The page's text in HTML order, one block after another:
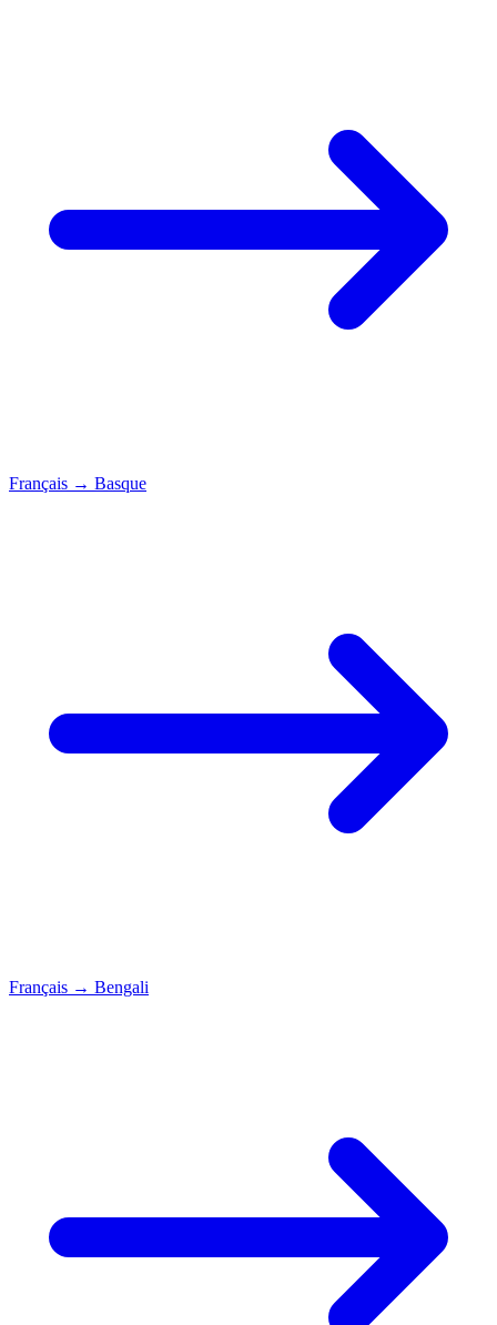
Français → Basque
Français → Bengali